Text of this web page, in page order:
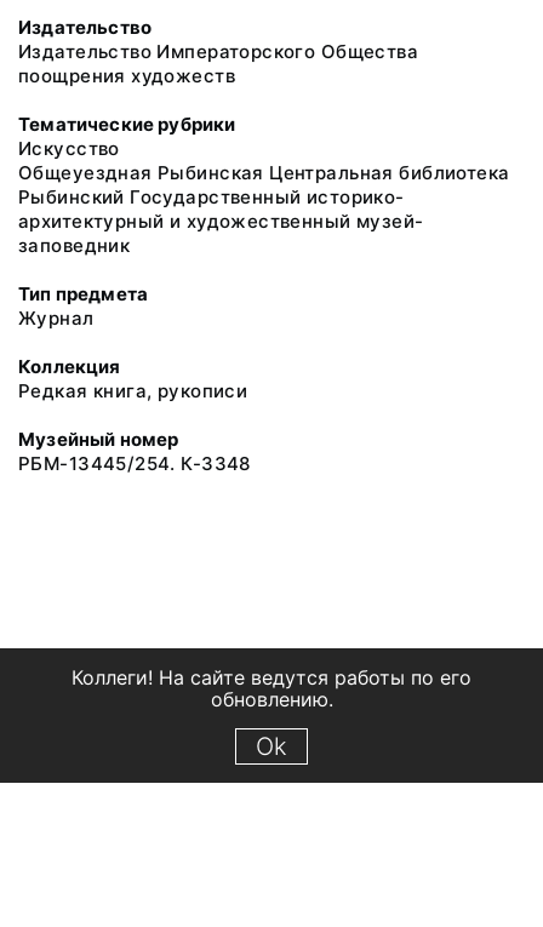
Издательство
Издательство Императорского Общества
поощрения художеств
Тематические рубрики
Искусство
Общеуездная Рыбинская Центральная библиотека
Рыбинский Государственный историко-
архитектурный и художественный музей-
заповедник
Тип предмета
Журнал
Коллекция
Редкая книга, рукописи
Музейный номер
РБМ-13445/254. К-3348
Коллеги! На сайте ведутся работы по его
обновлению.
Ok